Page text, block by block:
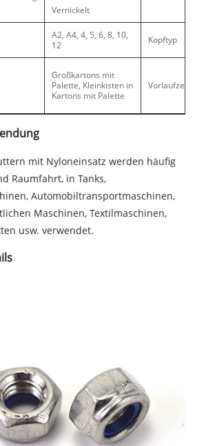
Vernickelt
A2, A4, 4, 5, 6, 8, 10,
12
Kopftyp
Großkartons mit
Palette, Kleinkisten in
Kartons mit Palette
Vorlaufzeit
mit Nyloneinsatz werden häufig
Raumfahrt, in Tanks,
Automobiltransportmaschinen,
Maschinen, Textilmaschinen,
usw. verwendet.